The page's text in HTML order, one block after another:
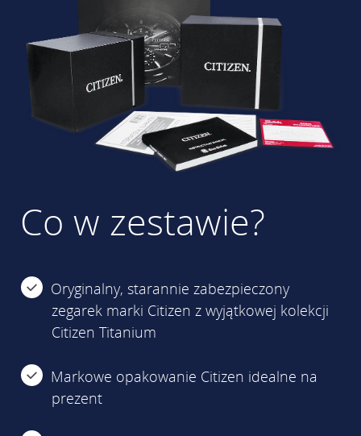
Co w zestawie?
Oryginalny, starannie zabezpieczony
zegarek marki Citizen z wyjątkowej kolekcji
Citizen Titanium
Markowe opakowanie Citizen idealne na
prezent